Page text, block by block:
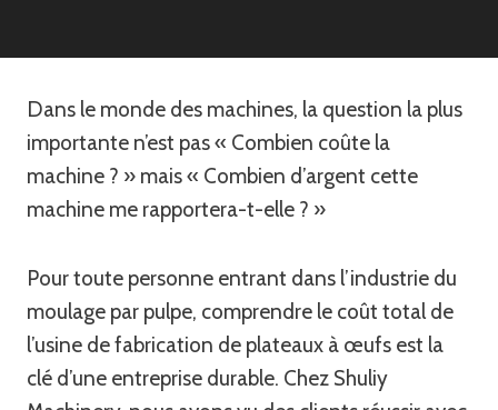
Dans le monde des machines, la question la plus
importante n’est pas « Combien coûte la
machine ? » mais « Combien d’argent cette
machine me rapportera-t-elle ? »
Pour toute personne entrant dans l’industrie du
moulage par pulpe, comprendre le coût total de
l’usine de fabrication de plateaux à œufs est la
clé d’une entreprise durable. Chez Shuliy